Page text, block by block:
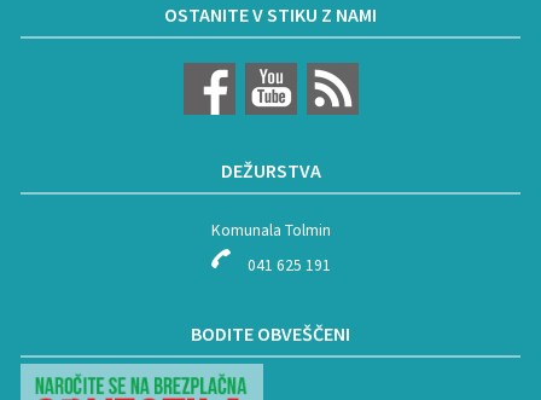
OSTANITE V STIKU Z NAMI
DEŽURSTVA
Komunala Tolmin
041 625 191
BODITE OBVEŠČENI